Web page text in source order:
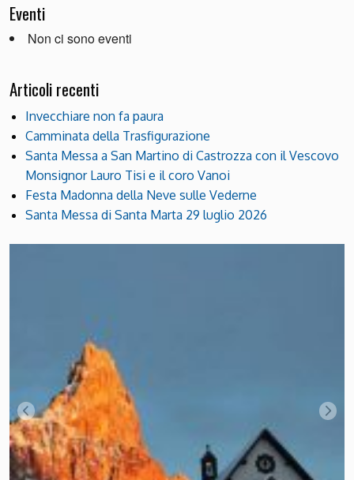
Eventi
Non ci sono eventi
Articoli recenti
Invecchiare non fa paura
Camminata della Trasfigurazione
Santa Messa a San Martino di Castrozza con il Vescovo
Monsignor Lauro Tisi e il coro Vanoi
Festa Madonna della Neve sulle Vederne
Santa Messa di Santa Marta 29 luglio 2026